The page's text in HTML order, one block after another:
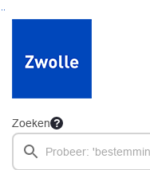
Ga naar de inhoud van deze pagina
Ga naar het zoeken
Ga naar het menu
Zoeken